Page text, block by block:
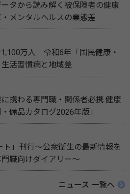
ータから読み解く被保険者の健康
メンタルヘルスの業態差
万人 令和6年「国民健康・
活習慣病と地域差
に携わる専門職・関係者必携 健康
備品カタログ2026年版」
ト」刊行～公衆衛生の最新情報を
職向けダイアリー～
ニュース 一覧へ